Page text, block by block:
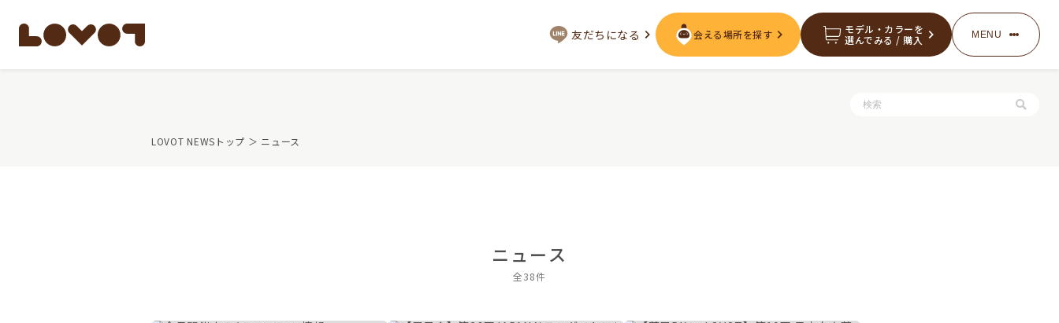
友だちになる 会える場所を探す
モデル・カラーを
選んでみる / 購入
MENU
LOVOTのテクノロジー
LOVOT NEWSトップ ＞ ニュース
ニュース
全38件